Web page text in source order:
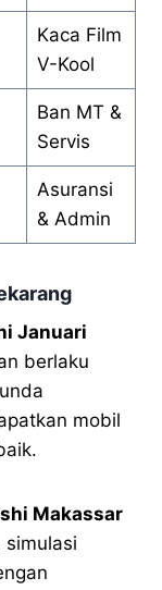
Kaca Film
V-Kool
Ban MT &
Servis
Asuransi
& Admin
Januari
berlaku
mobil
Makassar
simulasi